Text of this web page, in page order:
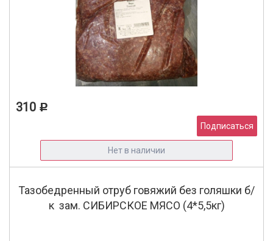
310 Р
Подписаться
Нет в наличии
Тазобедренный отруб говяжий без голяшки б/
к зам. СИБИРСКОЕ МЯСО (4*5,5кг)